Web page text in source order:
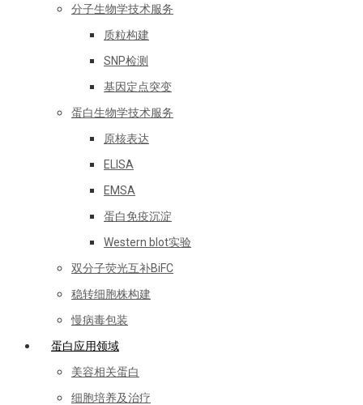
分子生物学技术服务
质粒构建
SNP检测
基因定点突变
蛋白生物学技术服务
原核表达
ELISA
EMSA
蛋白免疫沉淀
Western blot实验
双分子荧光互补BiFC
稳转细胞株构建
慢病毒包装
蛋白应用领域
美容相关蛋白
细胞培养及治疗